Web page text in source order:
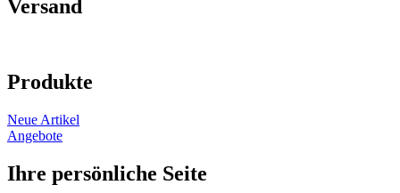
Versand
Produkte
Neue Artikel
Angebote
Ihre persönliche Seite